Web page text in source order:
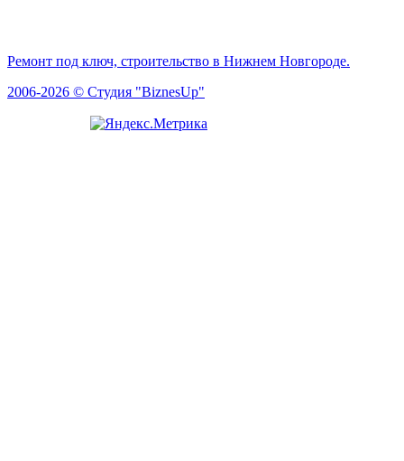
Ремонт под ключ, строительство в Нижнем Новгороде.
2006-2026 © Студия "BiznesUp"